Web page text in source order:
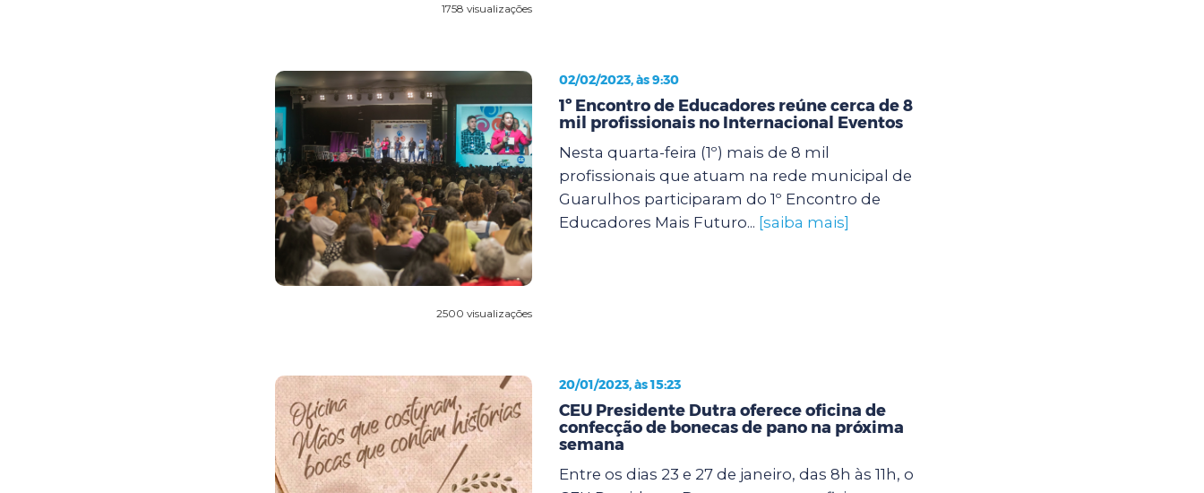
1758 visualizações
2500 visualizações
02/02/2023, às 9:30
1º Encontro de Educadores reúne cerca de 8
mil profissionais no Internacional Eventos
Nesta quarta-feira (1º) mais de 8 mil
profissionais que atuam na rede municipal de
Guarulhos participaram do 1º Encontro de
Educadores Mais Futuro... [saiba mais]
20/01/2023, às 15:23
CEU Presidente Dutra oferece oficina de
confecção de bonecas de pano na próxima
semana
Entre os dias 23 e 27 de janeiro, das 8h às 11h, o